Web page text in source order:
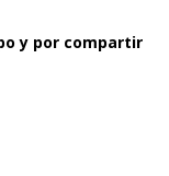
y por compartir